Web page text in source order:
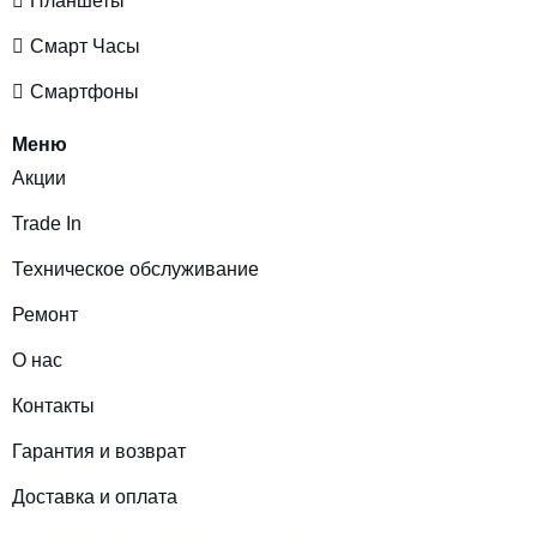
Смарт Часы
Смартфоны
Меню
Акции
Trade In
Техническое обслуживание
Ремонт
О нас
Контакты
Гарантия и возврат
Доставка и оплата